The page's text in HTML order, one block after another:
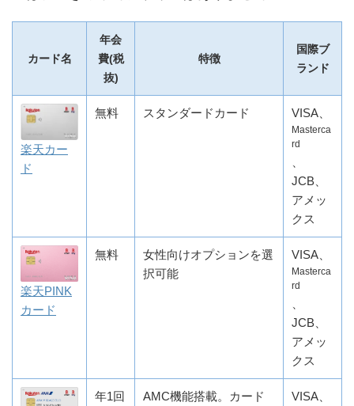
カード名
年会
費(税
抜)
特徴
国際ブ
ランド
楽天カー
ド
無料 スタンダードカード VISA、
Masterca
rd
JCB、
アメッ
クス
楽天PINK
カード
無料
女性向けオプションを選
択可能
VISA、
Masterca
rd
JCB、
アメッ
クス
年1回
AMC機能搭載。カード
VISA、